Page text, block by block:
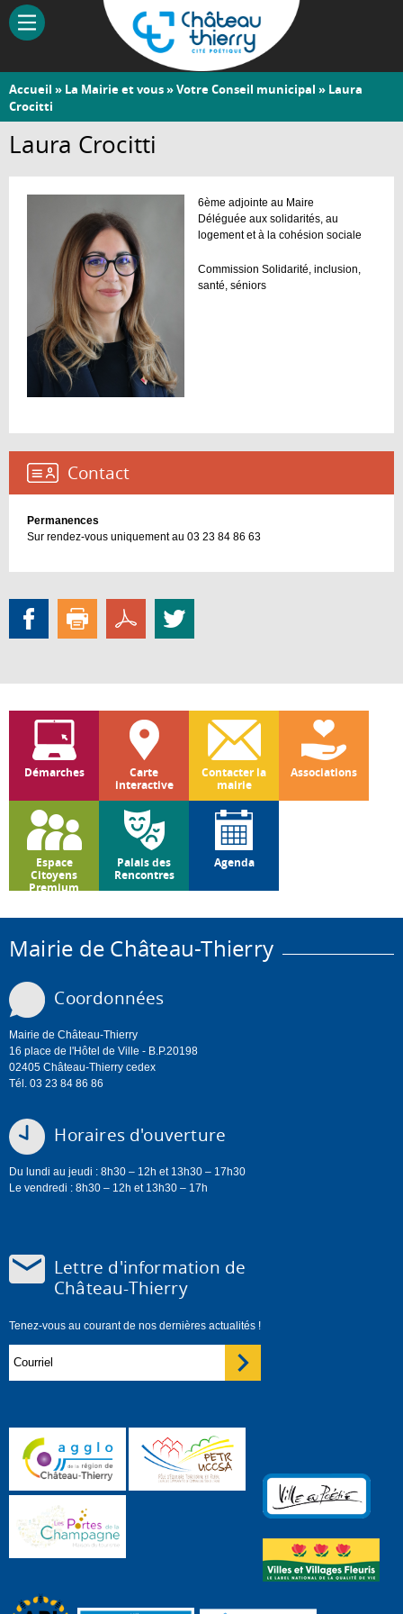
Aller
contenu
Château-
Thierry
Vous
êtes
ici
Accueil » La Mairie et vous»Votre Conseil municipal » Laura
Crocitti
Laura Crocitti
6ème adjointe au Maire
Déléguée aux solidarités, au
logement et à la cohésion sociale
Commission Solidarité, inclusion,
santé, séniors
Contact :
Permanences
Sur rendez-vous uniquement au 03 23 84 86 63
Démarches
Carte
interactive
Contacter la
mairie
Associations
Espace
Citoyens
Premium
Palais des
Rencontres
Agenda
Mairie de Château-Thierry
Coordonnées
Mairie de Château-Thierry
16 place de l'Hôtel de Ville - B.P.20198
02405 Château-Thierry cedex
Tél. 03 23 84 86 86
Horaires d'ouverture
Du lundi au jeudi : 8h30 – 12h et 13h30 – 17h30
Le vendredi : 8h30 – 12h et 13h30 – 17h
Lettre d'information de
Château-Thierry
Tenez-vous au courant de nos dernières actualités !